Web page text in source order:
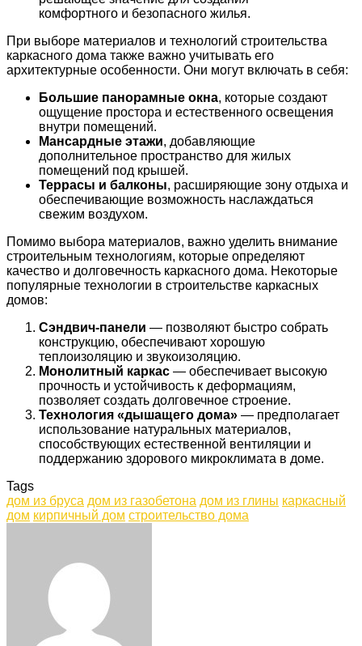
комфортного и безопасного жилья.
При выборе материалов и технологий строительства
каркасного дома также важно учитывать его
архитектурные особенности. Они могут включать в себя:
Большие панорамные окна, которые создают
ощущение простора и естественного освещения
внутри помещений.
Мансардные этажи, добавляющие
дополнительное пространство для жилых
помещений под крышей.
Террасы и балконы, расширяющие зону отдыха и
обеспечивающие возможность наслаждаться
свежим воздухом.
Помимо выбора материалов, важно уделить внимание
строительным технологиям, которые определяют
качество и долговечность каркасного дома. Некоторые
популярные технологии в строительстве каркасных
домов:
Сэндвич-панели — позволяют быстро собрать
конструкцию, обеспечивают хорошую
теплоизоляцию и звукоизоляцию.
Монолитный каркас — обеспечивает высокую
прочность и устойчивость к деформациям,
позволяет создать долговечное строение.
Технология «дышащего дома» — предполагает
использование натуральных материалов,
способствующих естественной вентиляции и
поддержанию здорового микроклимата в доме.
Tags
дом из бруса дом из газобетона дом из глины каркасный
дом кирпичный дом строительство дома